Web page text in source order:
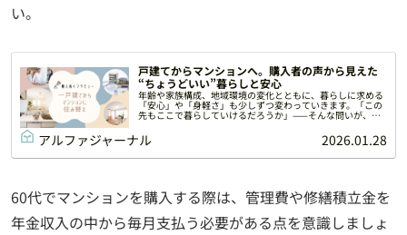
い。
戸建てからマンションへ。購入者の声から見えた
“ちょうどいい”暮らしと安心
年齢や家族構成、地域環境の変化とともに、暮らしに求める
「安心」や「身軽さ」も少しずつ変わっていきます。「この
先もここで暮らしていけるだろうか」——そんな問いが、今
につながることもあるの...
アルファジャーナル 2026.01.28
60代でマンションを購入する際は、管理費や修繕積立金を
年金収入の中から毎月支払う必要がある点を意識しましょ